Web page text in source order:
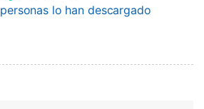
personas lo han descargado